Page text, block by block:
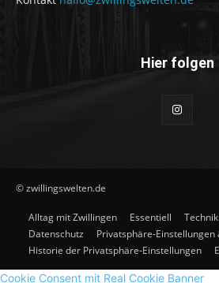
Hier folgen
© zwillingswelten.de
Alltag mit Zwillingen Essentiell Technik
Datenschutz
Privatsphäre-Einstellungen
Historie der Privatsphäre-Einstellungen
Cookie Consent mit Real Cookie Banner